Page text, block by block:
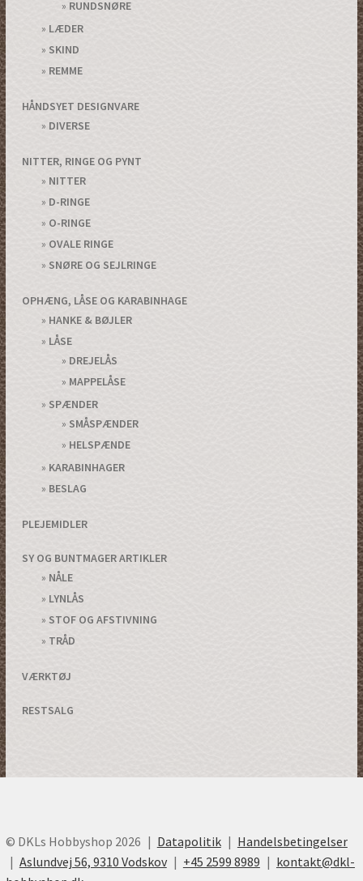
RUNDSNØRE
LÆDER
SKIND
REMME
HÅNDSYET DESIGNVARE
DIVERSE
NITTER, RINGE OG PYNT
NITTER
D-RINGE
O-RINGE
OVALE RINGE
SNØRE OG SEJLRINGE
OPHÆNG, LÅSE OG KARABINHAGE
HANKE & BØJLER
LÅSE
DREJELÅS
MAPPELÅSE
SPÆNDER
SMÅSPÆNDER
HELSPÆNDE
KARABINHAGER
BESLAG
PLEJEMIDLER
SY OG BUNTMAGER ARTIKLER
NÅLE
LYNLÅS
STOF OG AFSTIVNING
TRÅD
VÆRKTØJ
RESTSALG
© DKLs Hobbyshop 2026 Datapolitik
Handelsbetingelser
Aslundvej 56, 9310 Vodskov
+45 2599 8989
kontakt@dkl-